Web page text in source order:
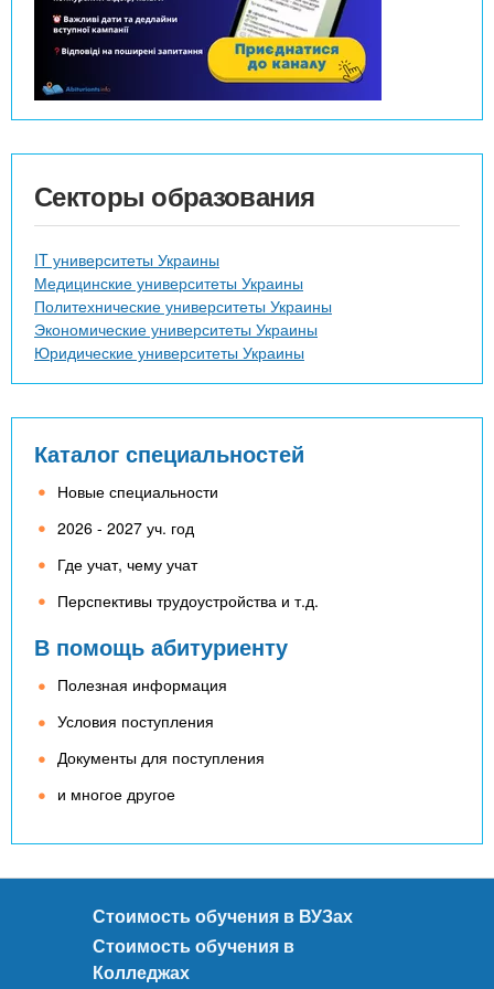
Секторы образования
IT университеты Украины
Медицинские университеты Украины
Политехнические университеты Украины
Экономические университеты Украины
Юридические университеты Украины
Каталог специальностей
Новые специальности
2026 - 2027 уч. год
Где учат, чему учат
Перспективы трудоустройства и т.д.
В помощь абитуриенту
Полезная информация
Условия поступления
Документы для поступления
и многое другое
Стоимость обучения в ВУЗах
Стоимость обучения в
Колледжах